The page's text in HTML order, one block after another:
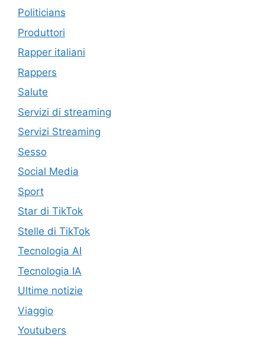
Politicians
Produttori
Rapper italiani
Rappers
Salute
Servizi di streaming
Servizi Streaming
Sesso
Social Media
Sport
Star di TikTok
Stelle di TikTok
Tecnologia AI
Tecnologia IA
Ultime notizie
Viaggio
Youtubers